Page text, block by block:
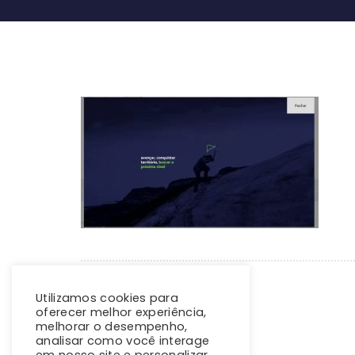
Utilizamos cookies para
oferecer melhor experiência,
melhorar o desempenho,
analisar como você interage